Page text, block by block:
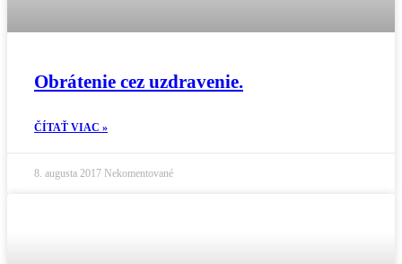
Obrátenie cez uzdravenie.
ČÍTAŤ VIAC »
8. augusta 2017 Nekomentované